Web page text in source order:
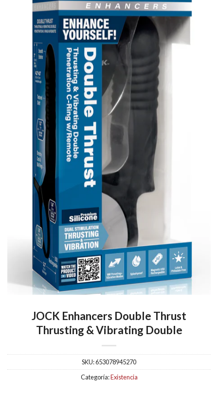
JOCK Enhancers Double Thrust
Thrusting & Vibrating Double
SKU:653078945270
Categoría:Existencia